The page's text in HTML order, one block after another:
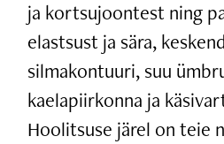
ja kortsujoontest ning
elastsust ja sära,
silmakontuuri, suu
kaelapiirkonna ja
Hoolitsuse järel on teie